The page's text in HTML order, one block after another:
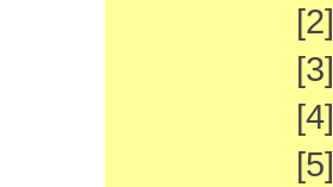
[2]
[3]
[4]
[5]